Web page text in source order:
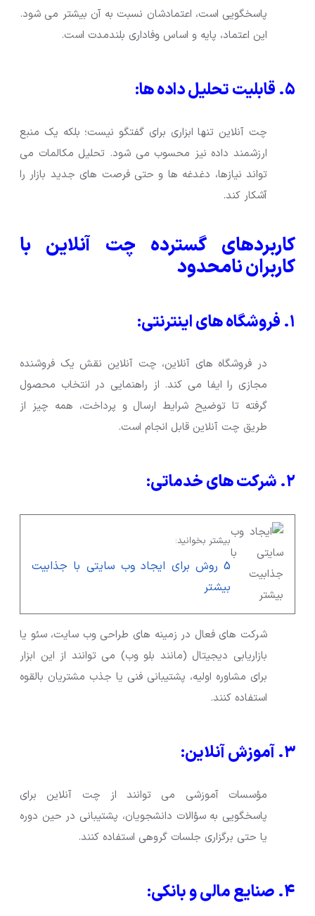
پاسخگویی است، اعتمادشان نسبت به آن بیشتر می شود.
این اعتماد، پایه و اساس وفاداری بلندمدت است.
۵. قابلیت تحلیل داده ها:
چت آنلاین تنها ابزاری برای گفتگو نیست؛ بلکه یک منبع
ارزشمند داده نیز محسوب می شود. تحلیل مکالمات می
تواند نیازها، دغدغه ها و حتی فرصت های جدید بازار را
آشکار کند.
کاربردهای گسترده چت آنلاین با
کاربران نامحدود
۱. فروشگاه های اینترنتی:
در فروشگاه های آنلاین، چت آنلاین نقش یک فروشنده
مجازی را ایفا می کند. از راهنمایی در انتخاب محصول
گرفته تا توضیح شرایط ارسال و پرداخت، همه چیز از
طریق چت آنلاین قابل انجام است.
۲. شرکت های خدماتی:
بیشتر بخوانید:
5 روش برای ایجاد وب سایتی با جذابیت
بیشتر
شرکت های فعال در زمینه های طراحی وب سایت، سئو یا
بازاریابی دیجیتال (مانند بلو وب) می توانند از این ابزار
برای مشاوره اولیه، پشتیبانی فنی یا جذب مشتریان بالقوه
استفاده کنند.
۳. آموزش آنلاین:
مؤسسات آموزشی می توانند از چت آنلاین برای
پاسخگویی به سؤالات دانشجویان، پشتیبانی در حین دوره
یا حتی برگزاری جلسات گروهی استفاده کنند.
۴. صنایع مالی و بانکی: